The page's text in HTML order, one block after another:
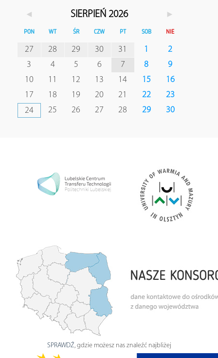
◄ SIERPIEŃ 2026 ►
PON WT ŚR CZW PT SOB NIE
27 28 29 30 31 1
2
3
4 5 6 7 8
9
10
11 12 13 14 15
16
17
18 19 20 21 22
23
24
25 26 27 28 29 30
SPRAWDŹ, gdzie możesz nas znaleźć najbliżej